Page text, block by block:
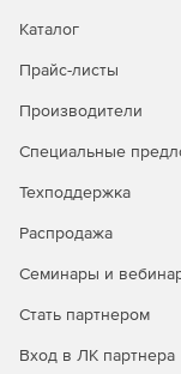
Каталог
Прайс-листы
Производители
Специальные
Техподдержка
Распродажа
Семинары и
Стать партнером
Вход в ЛК партнера